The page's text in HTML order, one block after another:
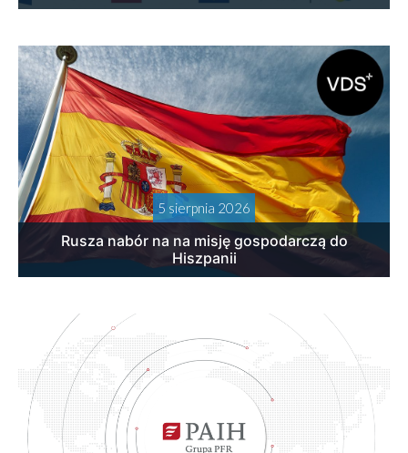
5 sierpnia 2026
Rusza nabór na na misję gospodarczą do
Hiszpanii